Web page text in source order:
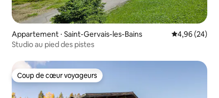
Appartement ⋅ Saint-Gervais-les-Bains Évaluation
4,96 (24)
Studio au pied des pistes
Coup de cœur voyageurs
Coup de cœur voyageurs